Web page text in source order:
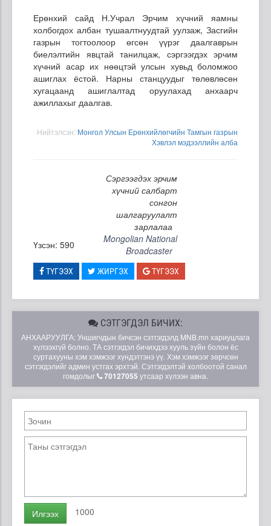
Ерөнхий сайд Н.Учрал Эрчим хүчний яамны
холбогдох албан тушаалтнуудтай уулзаж, Засгийн
газрын тогтоолоор өгсөн үүрэг даалгаврын
биелэлтийн явцтай танилцаж, сэргээгдэх эрчим
хүчний асар их нөөцтэй улсын хувьд боломжоо
ашиглах ёстой. Нарны станцуудыг төлөвлөсөн
хугацаанд ашиглалтад оруулахад анхаарч
ажиллахыг даалгав.
Нийтэлсэн: Монгол Улсын Ерөнхийлөгчийн Тамгын газрын
Хэвлэл мэдээллийн алба
Сэргээгдэх эрчим
хүчний салбарт
сонгон
шалгаруулалт
зарлалаа
Үзсэн: 590
Mongolian National
Broadcaster
ТҮГЭЭХ ЖИРГЭХ ТҮГЭЭХ
СЭТГЭГДЭЛ БИЧИХ:
АНХААРУУЛГА: Уншигчдын бичсэн сэтгэгдэлд MNB.mn хариуцлага
хүлээхгүй болно. ТА сэтгэгдэл бичихдээ хууль зүйн болон ёс
суртахууны хэм хэмжээг хүндэтгэнэ үү. Хэм хэмжээг зөрчсөн
сэтгэгдэлийг админ устгах эрхтэй. Сэтгэгдэлтэй холбоотой санал
гомдолыг
70127055 утсаар хүлээн авна.
Илгээх 1000